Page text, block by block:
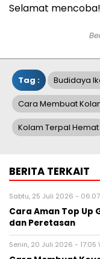
Selamat
Tag : Budidaya
Cara Membuat
Kolam Terpal Hemat
BERITA TERKAIT
Sabtu, 25 Juli 2026 - 06:07
Cara Aman Top Up
dan Peretasan
Senin, 20 Juli 2026 - 17:05